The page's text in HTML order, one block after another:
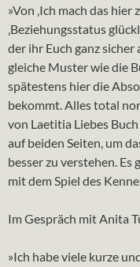
»Von ‚Ich mach das hier
‚Beziehungsstatus
der ihr Euch ganz
gleiche Muster wie die
spätestens hier die
bekommt. Alles total
von Laetitia Liebes
auf beiden Seiten, um
besser zu verstehen.
mit dem Spiel des
Im Gespräch mit Anita
»Ich habe viele kurze